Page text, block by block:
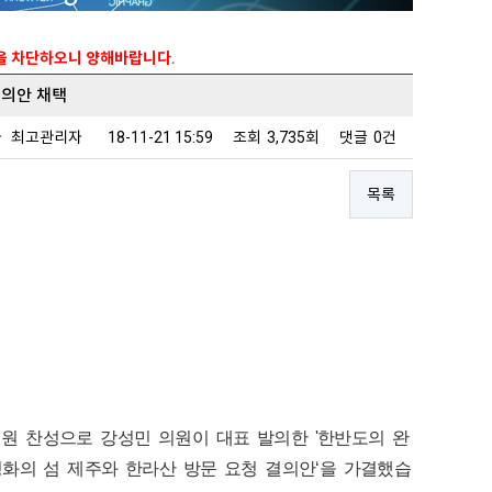
차단하오니 양해바랍니다.
안 채택
최고관리자 18-11-21 15:59 조회 3,735회 댓글 0건
목록
찬성으로 강성민 의원이 대표 발의한 '한반도의 완
의 섬 제주와 한라산 방문 요청 결의안‘을 가결했습